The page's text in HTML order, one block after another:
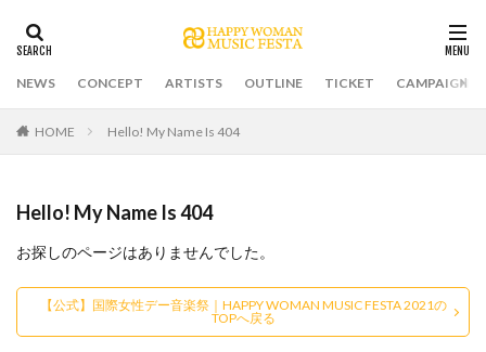
NEWS CONCEPT ARTISTS OUTLINE TICKET CAMPAIGN
HOME Hello! My Name Is 404
Hello! My Name Is 404
お探しのページはありませんでした。
【公式】国際女性デー音楽祭｜HAPPY WOMAN MUSIC FESTA 2021の
TOPへ戻る